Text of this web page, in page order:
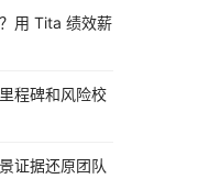
用 Tita 绩效薪
程碑和风险校
证据还原团队